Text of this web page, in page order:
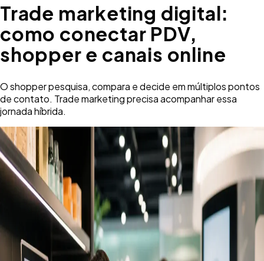
Trade marketing digital:
como conectar PDV,
shopper e canais online
O shopper pesquisa, compara e decide em múltiplos pontos
de contato. Trade marketing precisa acompanhar essa
jornada híbrida.